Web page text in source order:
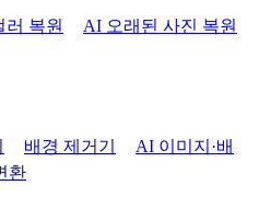
러 복원
AI 오래된 사진 복원
배경 제거기
AI 이미지·배
환